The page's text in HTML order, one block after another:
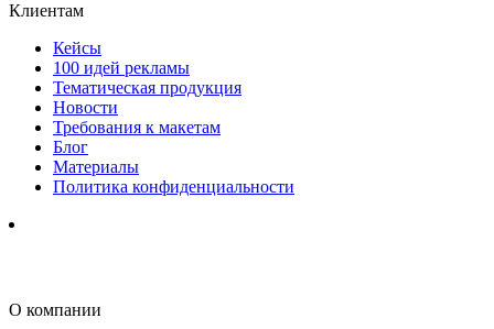
Клиентам
Кейсы
100 идей рекламы
Тематическая продукция
Новости
Требования к макетам
Блог
Материалы
Политика конфиденциальности
О компании